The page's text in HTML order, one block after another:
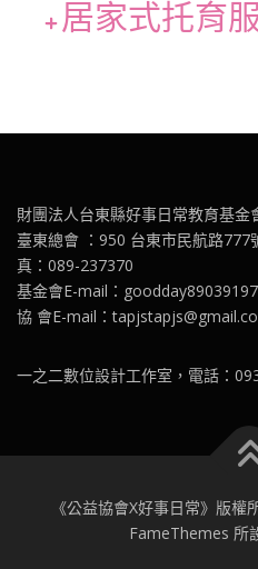
居家式托育
財團法人台東縣好事日常教育基
臺東總會 ：950 台東市民航路
真：089-237370
基金會E-mail：
協 會E-mail：
一之二數位設計工作室，電話：
《公益協會X好事日常》版
FameThemes 所